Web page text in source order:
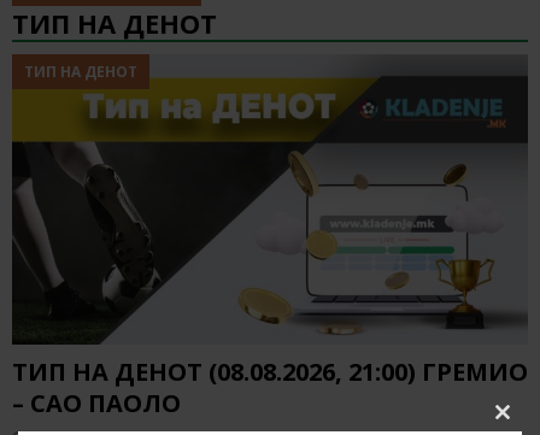
ТИП НА ДЕНОТ
ТИП НА ДЕНОТ
ТИП НА ДЕНОТ (08.08.2026, 21:00) ГРЕМИО
– САО ПАОЛО